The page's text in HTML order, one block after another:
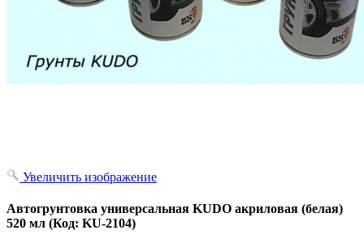
Увеличить изображение
Автогрунтовка универсальная KUDO акриловая (белая)
520 мл (Код: KU-2104)